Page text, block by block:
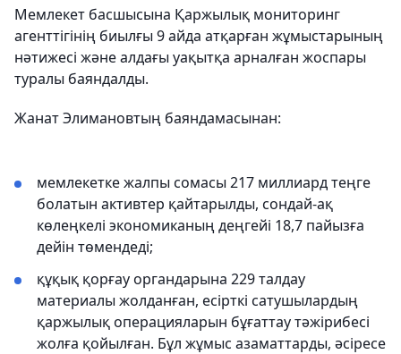
Мемлекет басшысына Қаржылық мониторинг
агенттігінің биылғы 9 айда атқарған жұмыстарының
нәтижесі және алдағы уақытқа арналған жоспары
туралы баяндалды.
Жанат Элимановтың баяндамасынан:
мемлекетке жалпы сомасы 217 миллиард теңге
болатын активтер қайтарылды, сондай-ақ
көлеңкелі экономиканың деңгейі 18,7 пайызға
дейін төмендеді;
құқық қорғау органдарына 229 талдау
материалы жолданған, есірткі сатушылардың
қаржылық операцияларын бұғаттау тәжірибесі
жолға қойылған. Бұл жұмыс азаматтарды, әсіресе